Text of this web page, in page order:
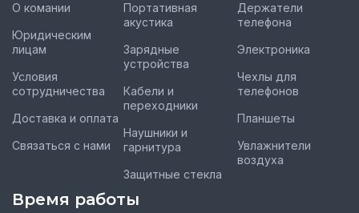
О комании
Юридическим
лицам
Условия
сотрудничества
Доставка и оплата
Связаться с нами
Портативная
акустика
Зарядные
устройства
Кабели и
переходники
Наушники и
гарнитура
Защитные стекла
Держатели
телефона
Электроника
Чехлы для
телефонов
Планшеты
Увлажнители
воздуха
Время работы